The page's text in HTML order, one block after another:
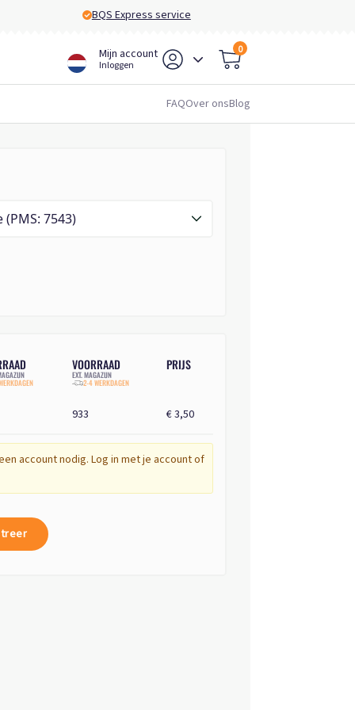
BQS Express service
Mijn account
Inloggen
0
FAQOver onsBlog
7543)
VOORRAAD
EXT. MAGAZIJN
2-4 WERKDAGEN
PRIJS
933 € 3,50
account nodig. Log in met je account of